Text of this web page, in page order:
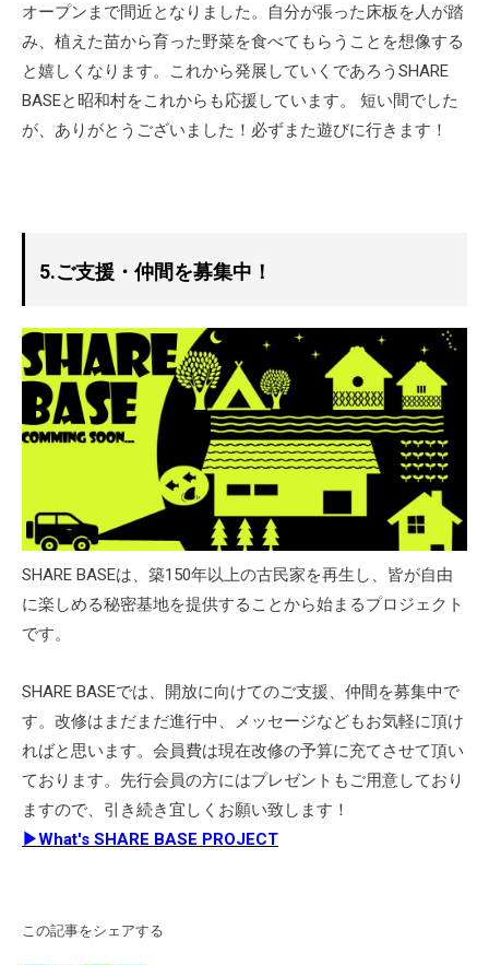
オープンまで間近となりました。自分が張った床板を人が踏
み、植えた苗から育った野菜を食べてもらうことを想像する
と嬉しくなります。これから発展していくであろうSHARE
BASEと昭和村をこれからも応援しています。 短い間でした
が、ありがとうございました！必ずまた遊びに行きます！
5.ご支援・仲間を募集中！
SHARE BASEは、築150年以上の古民家を再生し、皆が自由
に楽しめる秘密基地を提供することから始まるプロジェクト
です。
SHARE BASEでは、開放に向けてのご支援、仲間を募集中で
す。改修はまだまだ進行中、メッセージなどもお気軽に頂け
ればと思います。会員費は現在改修の予算に充てさせて頂い
ております。先行会員の方にはプレゼントもご用意しており
ますので、引き続き宜しくお願い致します！
▶What's SHARE BASE PROJECT
この記事をシェアする